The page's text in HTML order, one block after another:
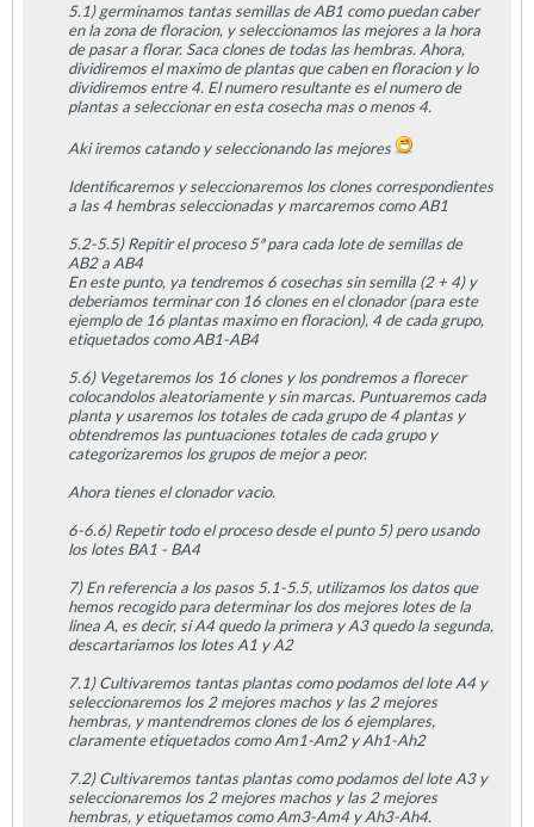
5.1) germinamos tantas semillas de AB1 como puedan caber
en la zona de floracion, y seleccionamos las mejores a la hora
de pasar a florar. Saca clones de todas las hembras. Ahora,
dividiremos el maximo de plantas que caben en floracion y lo
dividiremos entre 4. El numero resultante es el numero de
plantas a seleccionar en esta cosecha mas o menos 4.
Aki iremos catando y seleccionando las mejores
Identificaremos y seleccionaremos los clones correspondientes
a las 4 hembras seleccionadas y marcaremos como AB1
5.2-5.5) Repitir el proceso 5ª para cada lote de semillas de
AB2 a AB4
En este punto, ya tendremos 6 cosechas sin semilla (2 + 4) y
deberiamos terminar con 16 clones en el clonador (para este
ejemplo de 16 plantas maximo en floracion), 4 de cada grupo,
etiquetados como AB1-AB4
5.6) Vegetaremos los 16 clones y los pondremos a florecer
colocandolos aleatoriamente y sin marcas. Puntuaremos cada
planta y usaremos los totales de cada grupo de 4 plantas y
obtendremos las puntuaciones totales de cada grupo y
categorizaremos los grupos de mejor a peor.
Ahora tienes el clonador vacio.
6-6.6) Repetir todo el proceso desde el punto 5) pero usando
los lotes BA1 - BA4
7) En referencia a los pasos 5.1-5.5, utilizamos los datos que
hemos recogido para determinar los dos mejores lotes de la
linea A, es decir, si A4 quedo la primera y A3 quedo la segunda,
descartariamos los lotes A1 y A2
7.1) Cultivaremos tantas plantas como podamos del lote A4 y
seleccionaremos los 2 mejores machos y las 2 mejores
hembras, y mantendremos clones de los 6 ejemplares,
claramente etiquetados como Am1-Am2 y Ah1-Ah2
7.2) Cultivaremos tantas plantas como podamos del lote A3 y
seleccionaremos los 2 mejores machos y las 2 mejores
hembras, y etiquetamos como Am3-Am4 y Ah3-Ah4.